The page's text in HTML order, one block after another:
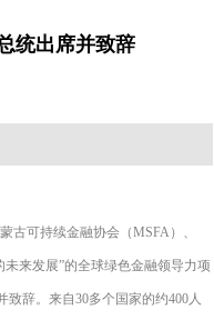
统出席并致辞
古可持续金融协会（MSFA）、
来发展”的全球绿色金融领导力项
致辞。来自30多个国家的约400人